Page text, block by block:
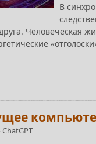
В
Человеческая